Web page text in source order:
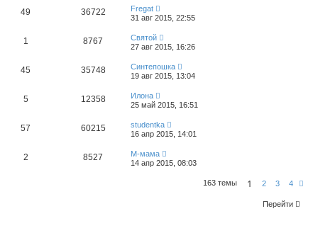
49 36722
Fregat
31 авг 2015, 22:55
1 8767
Святой
27 авг 2015, 16:26
45 35748
Синтепошка
19 авг 2015, 13:04
5 12358
Илона
25 май 2015, 16:51
57 60215
studentka
16 апр 2015, 14:01
2 8527
М-мама
14 апр 2015, 08:03
163 темы 1 2 3 4
Перейти